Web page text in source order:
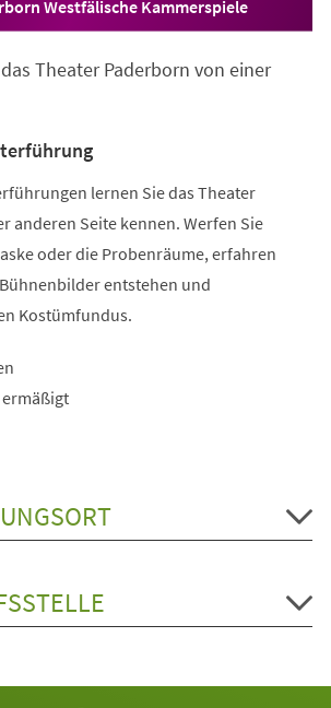
Westfälische Kammerspiele
Theater Paderborn von einer
lernen Sie das Theater
anderen Seite kennen. Werfen Sie
oder die Probenräume, erfahren
entstehen und
Kostümfundus.
ermäßigt